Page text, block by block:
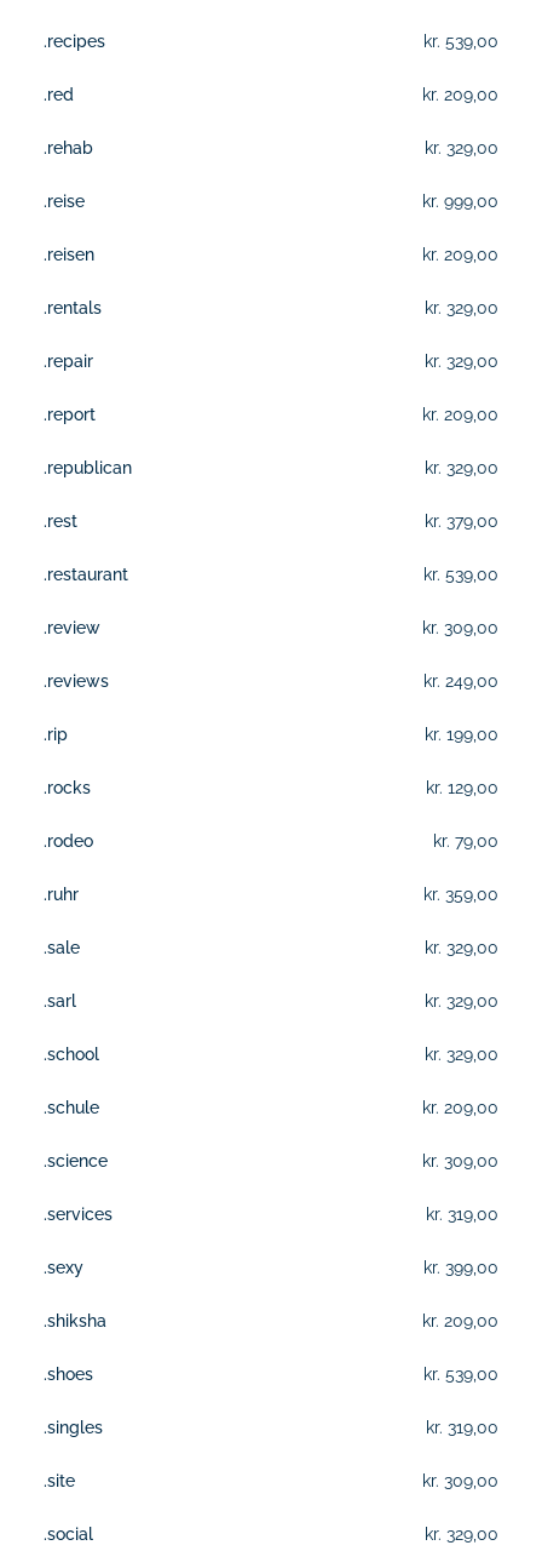
kr. 539,00
.recipes
kr. 209,00
.red
kr. 329,00
.rehab
kr. 999,00
.reise
kr. 209,00
.reisen
kr. 329,00
.rentals
kr. 329,00
.repair
kr. 209,00
.report
kr. 329,00
.republican
kr. 379,00
.rest
kr. 539,00
.restaurant
kr. 309,00
.review
kr. 249,00
.reviews
kr. 199,00
.rip
kr. 129,00
.rocks
kr. 79,00
.rodeo
kr. 359,00
.ruhr
kr. 329,00
.sale
kr. 329,00
.sarl
kr. 329,00
.school
kr. 209,00
.schule
kr. 309,00
.science
kr. 319,00
.services
kr. 399,00
.sexy
kr. 209,00
.shiksha
kr. 539,00
.shoes
kr. 319,00
.singles
kr. 309,00
.site
kr. 329,00
.social